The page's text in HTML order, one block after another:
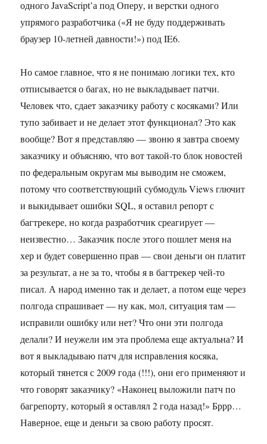
одного JavaScript’а под Оперу, и верстки одного
упрямого разработчика («Я не буду поддерживать
браузер 10-летней давности!») под IE6.
Но самое главное, что я не понимаю логики тех, кто
отписывается о багах, но не выкладывает патчи.
Человек что, сдает заказчику работу с косяками? Или
тупо забивает и не делает этот функционал? Это как
вообще? Вот я представляю — звоню я завтра своему
заказчику и объясняю, что вот такой-то блок новостей
по федеральным округам мы выводим не сможем,
потому что соответствующий субмодуль Views глючит
и выкидывает ошибки SQL, я оставил репорт с
багтрекере, но когда разработчик среагирует —
неизвестно… Заказчик после этого пошлет меня на
хер и будет совершенно прав — свои деньги он платит
за результат, а не за то, чтобы я в багтрекер чей-то
писал. А народ именно так и делает, а потом еще через
полгода спрашивает — ну как, мол, ситуация там —
исправили ошибку или нет? Что они эти полгода
делали? И неужели им эта проблема еще актуальна? И
вот я выкладываю патч для исправления косяка,
который тянется с 2009 года (!!!), они его применяют и
что говорят заказчику? «Наконец выложили патч по
багрепорту, который я оставлял 2 года назад!» Бррр…
Наверное, еще и деньги за свою работу просят.